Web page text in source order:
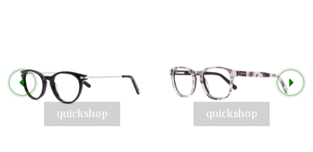
quickshop quickshop